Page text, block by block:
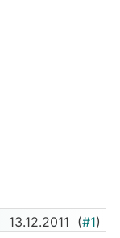
13.12.2011 (#1)